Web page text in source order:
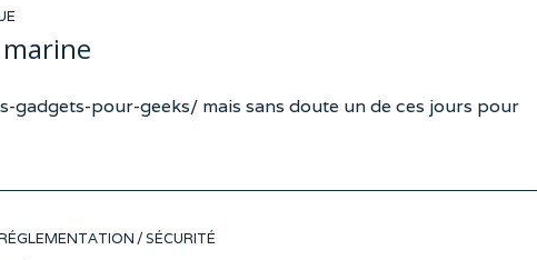
pour-geeks/ mais sans doute un de ces jours pour
/SÉCURITÉ